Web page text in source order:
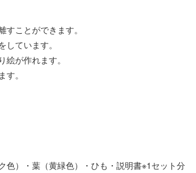
ことができます。
ています。
が作れます。
。
色）・葉（黄緑色）・ひも・説明書※1セット分